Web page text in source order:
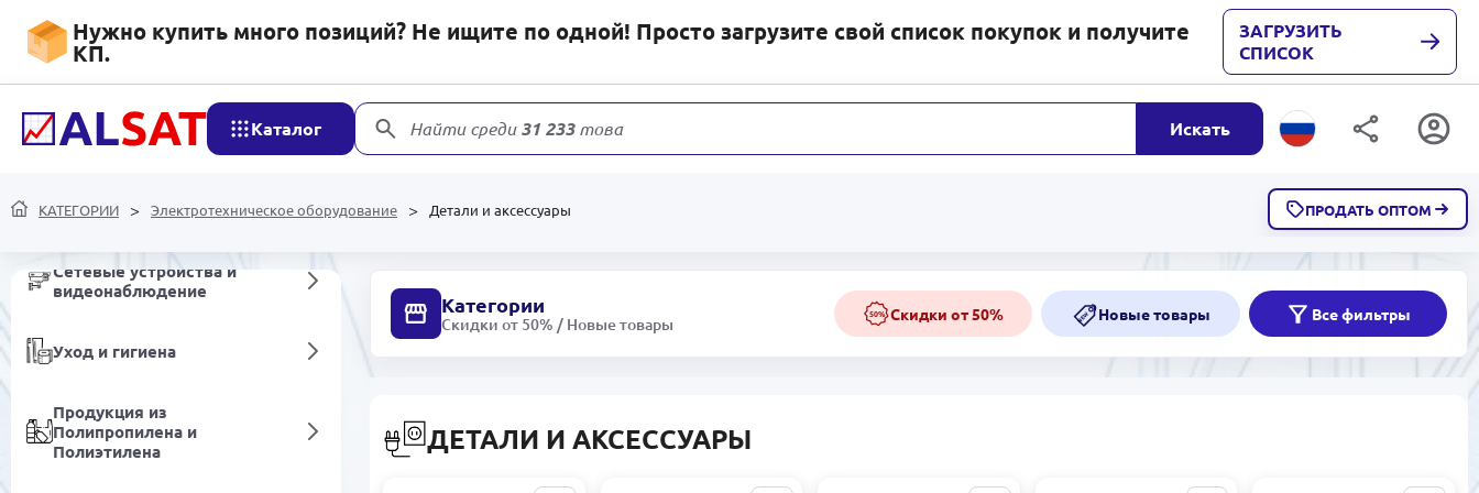
Нужно купить много позиций? Не ищите по одной! Просто загрузите свой список покупок и получите
КП.
ЗАГРУЗИТЬ
СПИСОК
Каталог Найти среди31 233товаров Искать
КАТЕГОРИИ Электротехническое оборудование Детали и аксессуары 50% Скидки от 50%
ПРОДАТЬ ОПТОМ
Хозяйственные товары
аксессуары
Сетевые устройства и
видеонаблюдение
Уход и гигиена
Продукция из
Полипропилена и
Полиэтилена
Категории
Скидки от 50% / Новые товары
50% Скидки от 50% NEW Новые товары Все фильтры
ДЕТАЛИ И АКСЕССУАРЫ